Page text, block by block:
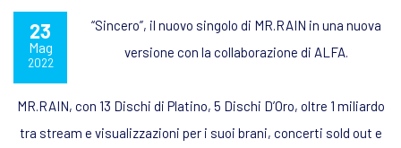
23
Mag
2022
“Sincero”, il nuovo singolo di MR.RAIN in una nuova
versione con la collaborazione di ALFA.
MR.RAIN, con 13 Dischi di Platino, 5 Dischi D’Oro, oltre 1 miliardo
tra stream e visualizzazioni per i suoi brani, concerti sold out e